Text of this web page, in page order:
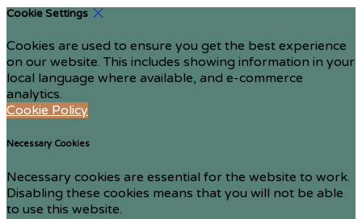
Cookie Settings
Cookies are used to ensure you get the best experience
on our website. This includes showing information in your
local language where available, and e-commerce
analytics.
Cookie Policy
Necessary Cookies
Necessary cookies are essential for the website to work.
Disabling these cookies means that you will not be able
to use this website.